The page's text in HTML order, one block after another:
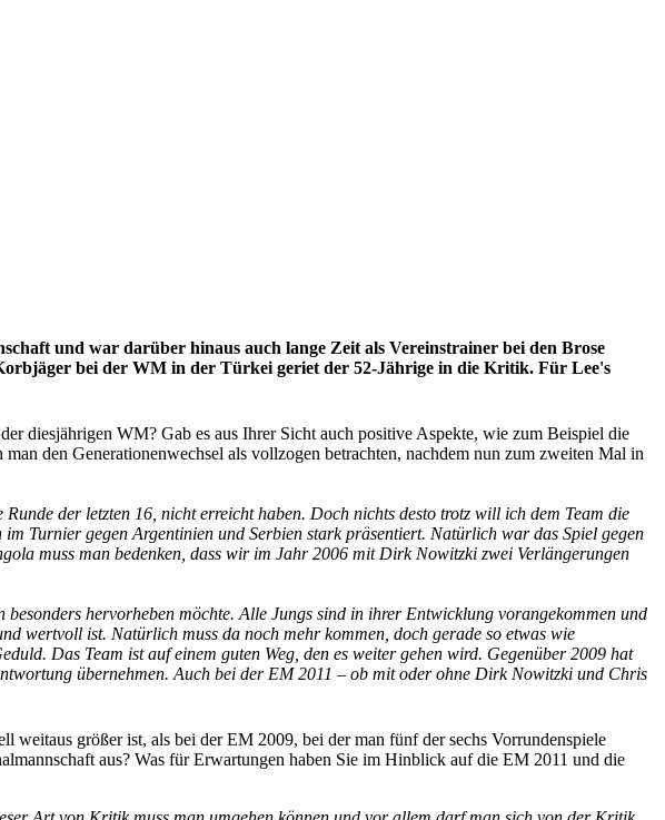
und war darüber hinaus auch lange Zeit als Vereinstrainer bei den Brose
bei der WM in der Türkei geriet der 52-Jährige in die Kritik. Für Lee's
diesjährigen WM? Gab es aus Ihrer Sicht auch positive Aspekte, wie zum Beispiel die
den Generationenwechsel als vollzogen betrachten, nachdem nun zum zweiten Mal in
der letzten 16, nicht erreicht haben. Doch nichts desto trotz will ich dem Team die
Turnier gegen Argentinien und Serbien stark präsentiert. Natürlich war das Spiel gegen
muss man bedenken, dass wir im Jahr 2006 mit Dirk Nowitzki zwei Verlängerungen
hervorheben möchte. Alle Jungs sind in ihrer Entwicklung vorangekommen und
wertvoll ist. Natürlich muss da noch mehr kommen, doch gerade so etwas wie
Das Team ist auf einem guten Weg, den es weiter gehen wird. Gegenüber 2009 hat
übernehmen. Auch bei der EM 2011 – ob mit oder ohne Dirk Nowitzki und Chris
größer ist, als bei der EM 2009, bei der man fünf der sechs Vorrundenspiele
aus? Was für Erwartungen haben Sie im Hinblick auf die EM 2011 und die